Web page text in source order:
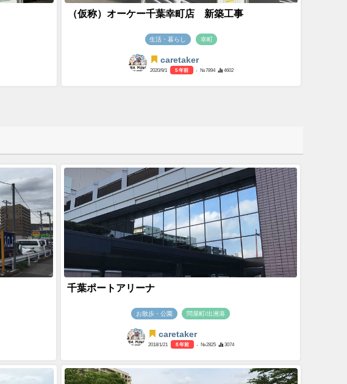
（仮称）オーケー千葉幸町店 新築工事
生活・暮らし 幸町
caretaker
2020/9/1 5 年前 - №7894 4602
千葉ポートアリーナ
お散歩・公園 問屋町/出洲港
caretaker
2018/1/21 8 年前 - №2825 3074